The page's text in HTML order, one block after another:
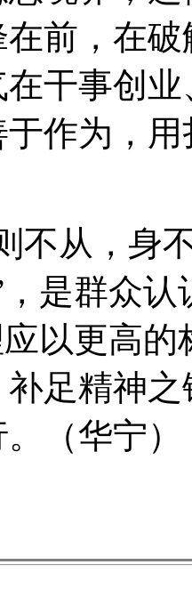
前，在
干事创
作为，
从，身不
是群众
以更高
足精神
（华宁）